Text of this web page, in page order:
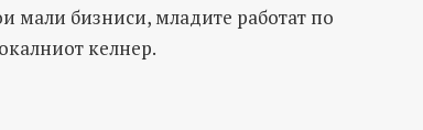
мали бизниси, младите работат по
келнер.